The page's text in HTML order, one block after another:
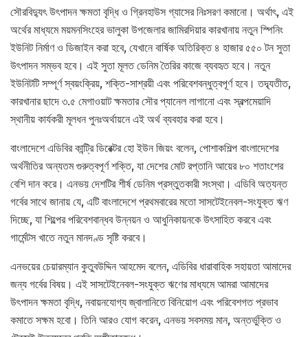
সৌরবিদ্যুৎ উৎপাদন ক্ষমতা বৃদ্ধি ও গ্রিনহাউস গ্যাসের নিঃসরণ কমানো। অর্থাৎ, এই
অর্থের মাধ্যমে ময়মনসিংহের ভালুকা উপজেলার জামিরদিয়ার কারখানায় নতুন স্পিনিং
ইউনিট নির্মাণ ও ডিজাইন করা হবে, যেখানে বার্ষিক অতিরিক্ত ৪ হাজার ৫৫০ টন সুতা
উৎপাদন সম্ভব হবে। এই সুতা মূলত ডেনিম তৈরির কাজে ব্যবহৃত হবে। নতুন
ইউনিটটি সম্পূর্ণ স্বয়ংক্রিয়, শক্তি-সাশ্রয়ী এবং পরিবেশবন্ধুত্বপূর্ণ হবে। তদ্ব্যতীত,
কারখানার ছাদে ৩.৫ মেগাওয়াট ক্ষমতার সৌর প্যানেল লাগানো এবং স্বল্পমেয়াদি
স্থানীয় কার্যকরী মূলধন পুনঃঅর্থায়নে এই অর্থ ব্যবহার করা হবে।
বাংলাদেশে এডিবির কান্ট্রি ডিরেক্টর হো ইউন জিয়ং বলেন, পোশাকশিল্প বাংলাদেশের
অর্থনীতির অন্যতম গুরুত্বপূর্ণ শক্তি, যা দেশের মোট রপ্তানি আয়ের ৮০ শতাংশের
বেশি দান করে। এনভয় দেশটির শীর্ষ ডেনিম প্রস্তুতকারী সংস্থা। এডিবি অত্যন্ত
গর্বের সাথে জানায় যে, এটি বাংলাদেশে প্রথমবারের মতো সাসটেইনেবল-সংযুক্ত ঋণ
দিচ্ছে, যা শিল্পের পরিবেশবান্ধব উন্নয়ন ও আধুনিকায়নকে উৎসাহিত করবে এবং
গার্মেন্টস খাতে নতুন মানদণ্ড সৃষ্টি করবে।
এনভয়ের চেয়ারম্যান কুতুবউদ্দিন আহমেদ বলেন, এডিবির ধারাবাহিক সহায়তা আমাদের
জন্য গর্বের বিষয়। এই সাসটেইনেবল-সংযুক্ত ঋণের মাধ্যমে আমরা আমাদের
উৎপাদন ক্ষমতা বৃদ্ধি, নবায়নযোগ্য জ্বালানিতে বিনিয়োগ এবং পরিবেশগত প্রভাব
কমাতে সক্ষম হবো। তিনি আরও যোগ করেন, এনভয় সবসময় মান, অন্তর্ভুক্তি ও